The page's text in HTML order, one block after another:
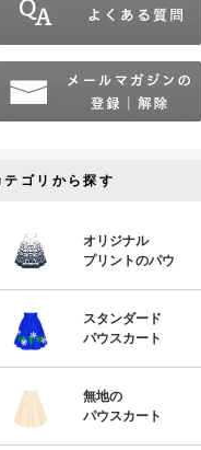
テゴリから探す
オリジナル
プリントのパウ
スタンダード
パウスカート
無地の
パウスカート